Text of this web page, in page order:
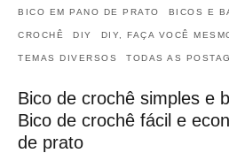
BICO EM PANO DE PRATO BICOS E
CROCHÊ DIY DIY, FAÇA VOCÊ
TEMAS DIVERSOS TODAS AS
Bico de crochê simples e
Bico de crochê fácil e
de prato